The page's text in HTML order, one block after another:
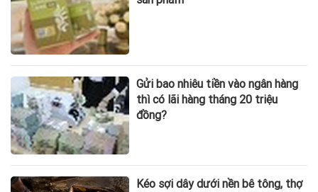
Gửi bao nhiêu tiền vào ngân hàng
thì có lãi hàng tháng 20 triệu
đồng?
Kéo sợi dây dưới nền bê tông, thợ